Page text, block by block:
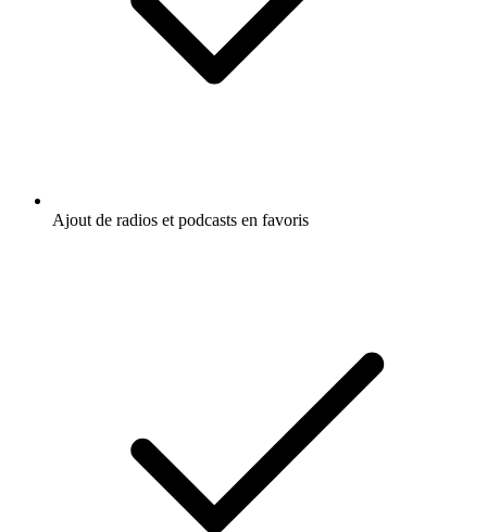
Ajout de radios et podcasts en favoris